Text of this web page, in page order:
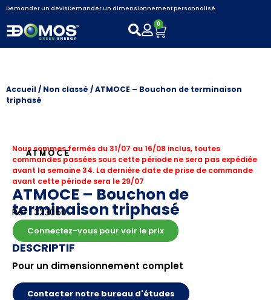
Demander un devisDemander un dimensionnement personnalisé
0
Accueil/ Non classé / ATMOCE – Bouchon de terminaison
triphasé
Nous sommes fermés du 31/07 au 16/08 inclus, toutes
commandes passées sous cette période ne sera pas expédiée
avant la semaine 34. La dernière date de prise de commande
avant cette période sera le 29/07
ATMOCE – Bouchon de
terminaison triphasé
Ref : 323050
Connectez-vous pour voir le prix
DESCRIPTIF
Pour un dimensionnement complet
Contacter notre bureau d'études